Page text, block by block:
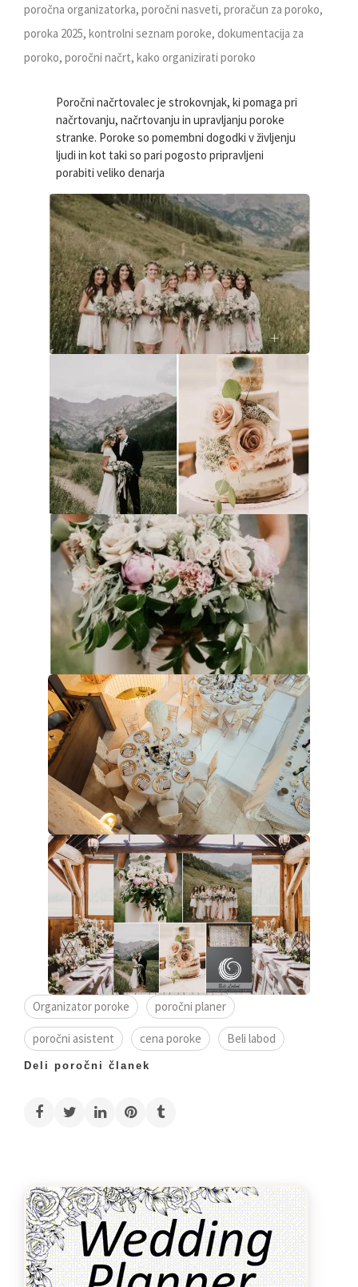
poročna organizatorka, poročni nasveti, proračun za poroko,
poroka 2025, kontrolni seznam poroke, dokumentacija za
poroko, poročni načrt, kako organizirati poroko
Poročni načrtovalec je strokovnjak, ki pomaga pri
načrtovanju, načrtovanju in upravljanju poroke
stranke. Poroke so pomembni dogodki v življenju
ljudi in kot taki so pari pogosto pripravljeni
porabiti veliko denarja
Organizator poroke poročni planer
poročni asistent cena poroke Beli labod
Deli poročni članek